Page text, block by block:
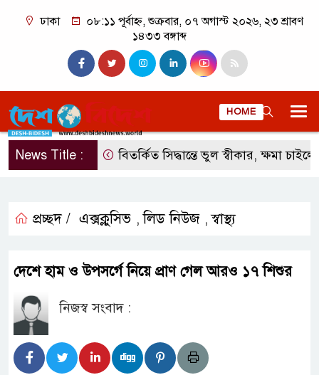
ঢাকা
০৮:১১ পূর্বাহ্ন, শুক্রবার, ০৭ অগাস্ট ২০২৬, ২৩ শ্রাবণ
১৪৩৩ বঙ্গাব্দ
HOME
News Title : বিতর্কিত সিদ্ধান্তে ভুল স্বীকার, ক্ষমা চাইলেন
প্রচ্ছদ / এক্সক্লুসিভ ,লিড নিউজ ,স্বাস্থ্য
দেশে হাম ও উপসর্গে নিয়ে প্রাণ গেল আরও ১৭ শিশুর
নিজস্ব সংবাদ :